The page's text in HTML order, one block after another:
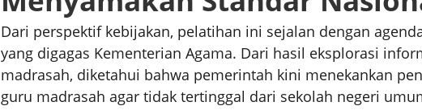
Dari perspektif kebijakan, pelatihan ini sejalan dengan
yang digagas Kementerian Agama. Dari hasil eksplorasi
madrasah, diketahui bahwa pemerintah kini menekankan
guru madrasah agar tidak tertinggal dari sekolah negeri